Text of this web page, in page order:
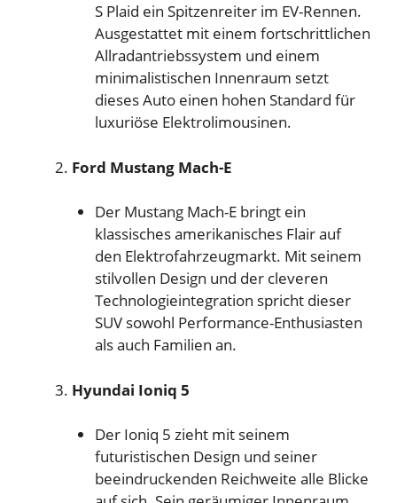
S Plaid ein Spitzenreiter im EV-Rennen.
Ausgestattet mit einem fortschrittlichen
Allradantriebssystem und einem
minimalistischen Innenraum setzt
dieses Auto einen hohen Standard für
luxuriöse Elektrolimousinen.
Ford Mustang Mach-E
Der Mustang Mach-E bringt ein
klassisches amerikanisches Flair auf
den Elektrofahrzeugmarkt. Mit seinem
stilvollen Design und der cleveren
Technologieintegration spricht dieser
SUV sowohl Performance-Enthusiasten
als auch Familien an.
Hyundai Ioniq 5
Der Ioniq 5 zieht mit seinem
futuristischen Design und seiner
beeindruckenden Reichweite alle Blicke